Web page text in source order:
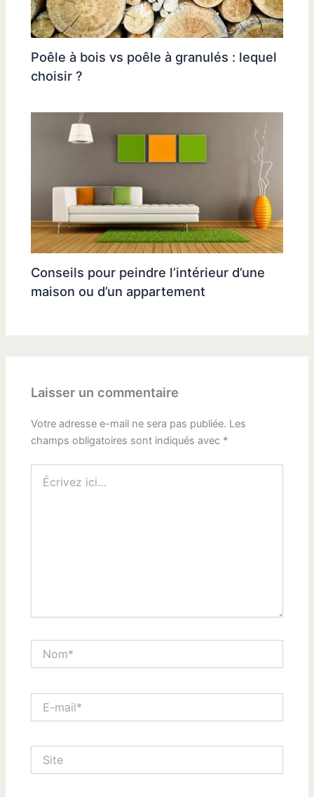
Poêle à bois vs poêle à granulés : lequel
choisir ?
Conseils pour peindre l’intérieur d’une
maison ou d’un appartement
Laisser un commentaire
Votre adresse e-mail ne sera pas publiée. Les
champs obligatoires sont indiqués avec *
ici…
mail*